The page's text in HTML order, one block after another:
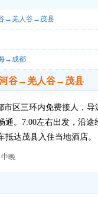
→羌人谷→茂县
→成都
谷→羌人谷→茂县
市区三环内免费接人，
通。7:00左右出发，沿
达茂县入住当地酒店。
晚